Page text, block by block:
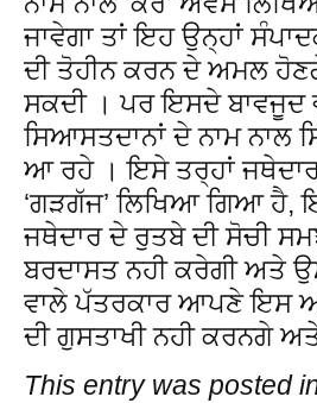
ਜਾਵੇਗਾ ਤਾਂ ਇਹ ਉਨ੍ਹਾਂ
ਦੀ ਤੋਹੀਨ ਕਰਨ ਦੇ ਅਮਲ
ਸਕਦੀ । ਪਰ ਇਸਦੇ ਬਾਵਜੂਦ
ਸਿਆਸਤਦਾਨਾਂ ਦੇ ਨਾਮ ਨਾਲ
ਆ ਰਹੇ । ਇਸੇ ਤਰ੍ਹਾਂ
‘ਗੜਗੱਜ’ ਲਿਖਿਆ ਗਿਆ ਹੈ,
ਜਥੇਦਾਰ ਦੇ ਰੁਤਬੇ ਦੀ ਸੋਚੀ
ਬਰਦਾਸਤ ਨਹੀ ਕਰੇਗੀ ਅਤੇ
ਵਾਲੇ ਪੱਤਰਕਾਰ ਆਪਣੇ ਇਸ
ਦੀ ਗੁਸਤਾਖੀ ਨਹੀ ਕਰਨਗੇ
This entry was posted